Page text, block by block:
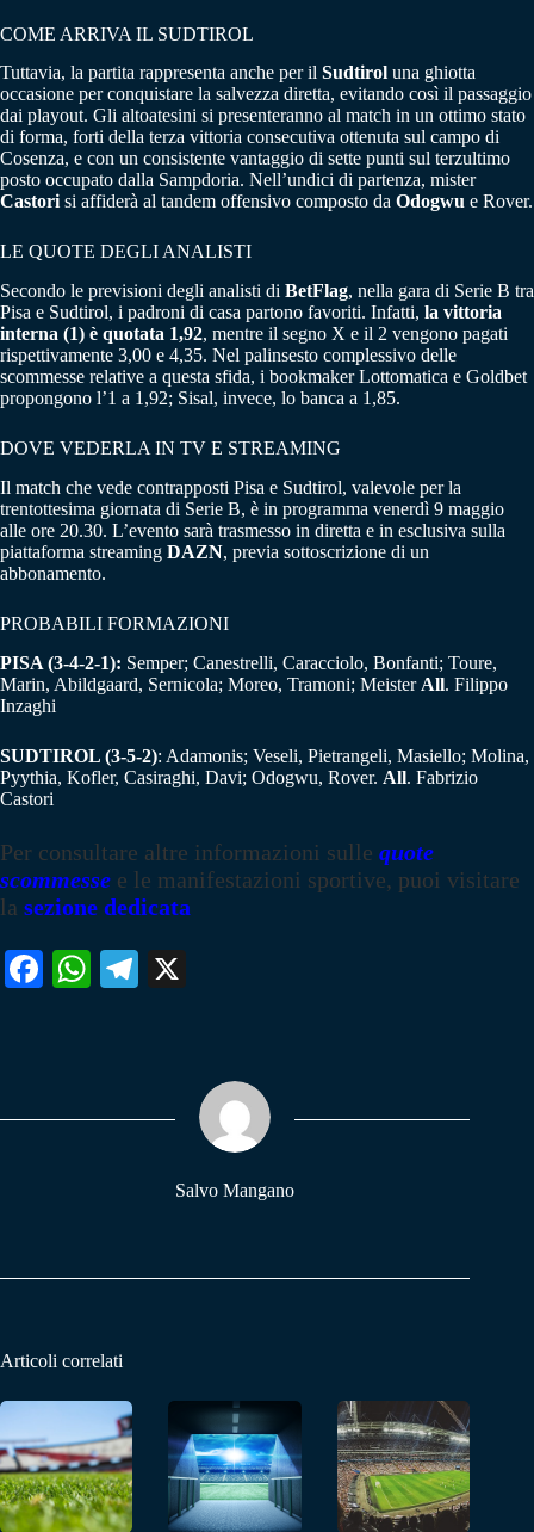
COME ARRIVA IL SUDTIROL
Tuttavia, la partita rappresenta anche per il Sudtirol una ghiotta
occasione per conquistare la salvezza diretta, evitando così il passaggio
dai playout. Gli altoatesini si presenteranno al match in un ottimo stato
di forma, forti della terza vittoria consecutiva ottenuta sul campo di
Cosenza, e con un consistente vantaggio di sette punti sul terzultimo
posto occupato dalla Sampdoria. Nell’undici di partenza, mister
Castori si affiderà al tandem offensivo composto da Odogwu e Rover.
LE QUOTE DEGLI ANALISTI
Secondo le previsioni degli analisti di BetFlag, nella gara di Serie B tra
Pisa e Sudtirol, i padroni di casa partono favoriti. Infatti, la vittoria
interna (1) è quotata 1,92, mentre il segno X e il 2 vengono pagati
rispettivamente 3,00 e 4,35. Nel palinsesto complessivo delle
scommesse relative a questa sfida, i bookmaker Lottomatica e Goldbet
propongono l’1 a 1,92; Sisal, invece, lo banca a 1,85.
DOVE VEDERLA IN TV E STREAMING
Il match che vede contrapposti Pisa e Sudtirol, valevole per la
trentottesima giornata di Serie B, è in programma venerdì 9 maggio
alle ore 20.30. L’evento sarà trasmesso in diretta e in esclusiva sulla
piattaforma streaming DAZN, previa sottoscrizione di un
abbonamento.
PROBABILI FORMAZIONI
PISA (3-4-2-1): Semper; Canestrelli, Caracciolo, Bonfanti; Toure,
Marin, Abildgaard, Sernicola; Moreo, Tramoni; Meister All. Filippo
Inzaghi
SUDTIROL (3-5-2): Adamonis; Veseli, Pietrangeli, Masiello; Molina,
Pyythia, Kofler, Casiraghi, Davi; Odogwu, Rover. All. Fabrizio
Castori
Per consultare altre informazioni sulle quote
scommesse e le manifestazioni sportive, puoi visitare
la sezione dedicata
Fa W
pp
Te
m
Salvo Mangano
Articoli correlati